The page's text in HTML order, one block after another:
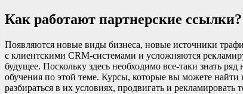
Как работают партнерские ссылки?
Появляются новые виды бизнеса, новые источники
с клиентскими CRM-системами и усложняются
будущее. Поскольку здесь необходимо все-таки знать
обучения по этой теме. Курсы, которые вы можете найти
разбираться в их условиях, продвигать и рекламировать